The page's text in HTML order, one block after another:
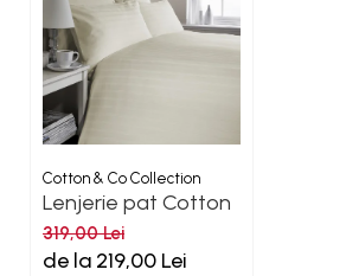
Cotton & Co Collection
Lenjerie pat Cotton
Collection
319,00 Lei
de la 219,00 Lei